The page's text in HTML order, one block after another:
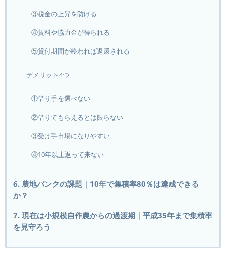
③税金の上昇を防げる
④賃料や協力金が得られる
⑤貸付期間が終われば返還される
デメリット4つ
①借り手を選べない
②借りてもらえるとは限らない
③受け手市場になりやすい
④10年以上返って来ない
6. 農地バンクの課題｜10年で集積率80％は達成できる
か？
7. 現在は小規模自作農からの過渡期｜平成35年まで集積率
を見守ろう